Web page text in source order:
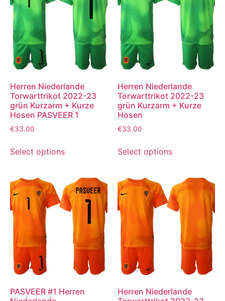
Herren Niederlande
Torwarttrikot 2022-23
grün Kurzarm + Kurze
Hosen PASVEER 1
€33.00
Select options
Herren Niederlande
Torwarttrikot 2022-23
grün Kurzarm + Kurze
Hosen
€33.00
Select options
PASVEER #1 Herren
Herren Niederlande